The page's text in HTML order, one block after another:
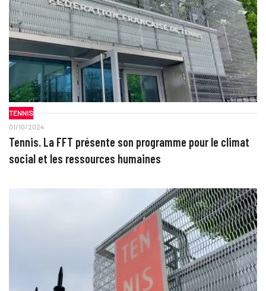
TENNIS
01/10/2024
Tennis. La FFT présente son programme pour le climat
social et les ressources humaines